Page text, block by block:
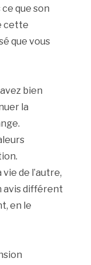
que son
cette
que vous
bien
la
de l’autre,
avis différent
en le